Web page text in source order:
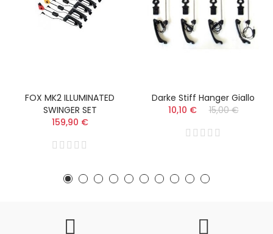
FOX MK2 ILLUMINATED
SWINGER SET
159,90 €
Darke Stiff Hanger Giallo
10,10 €
15,00 €